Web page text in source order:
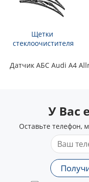
Щетки
стеклоочистителя
Датчик АБС Audi A4
У Вас
Оставьте телефон,